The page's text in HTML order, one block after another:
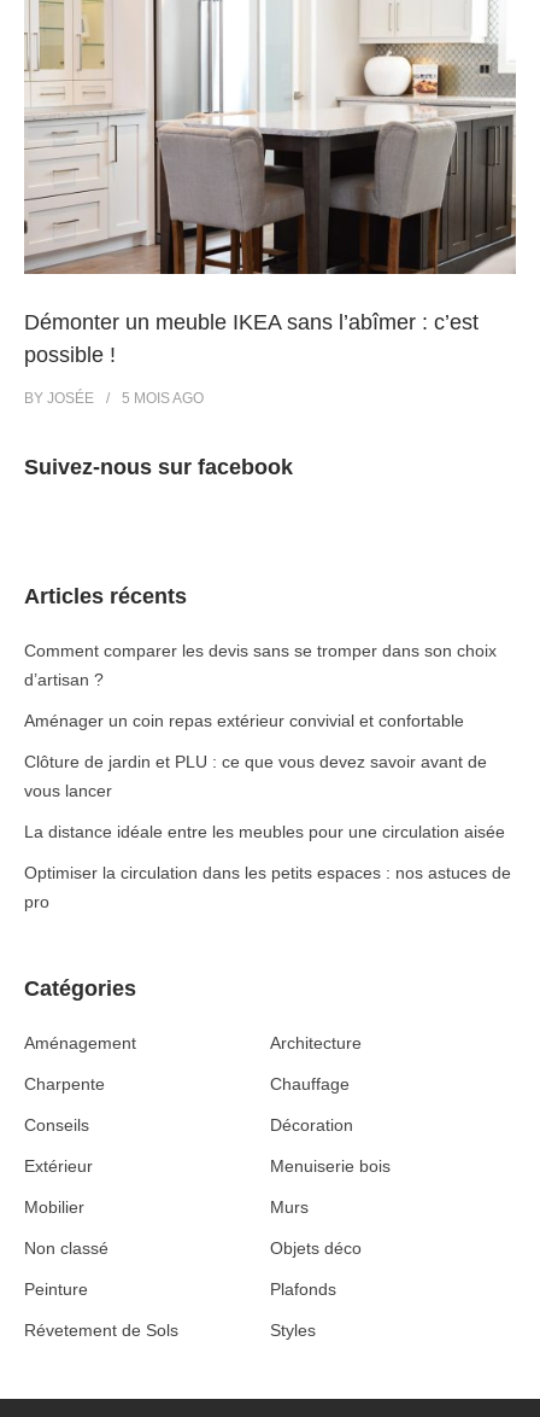
Démonter un meuble IKEA sans l’abîmer : c’est
possible !
BY JOSÉE 5 MOISAGO
Suivez-nous sur facebook
Articles récents
Comment comparer les devis sans se tromper dans son choix
d’artisan ?
Aménager un coin repas extérieur convivial et confortable
Clôture de jardin et PLU : ce que vous devez savoir avant de
vous lancer
La distance idéale entre les meubles pour une circulation aisée
Optimiser la circulation dans les petits espaces : nos astuces de
pro
Catégories
Aménagement Architecture
Charpente Chauffage
Conseils Décoration
Extérieur Menuiserie bois
Mobilier Murs
Non classé Objets déco
Peinture Plafonds
Révetement de Sols Styles